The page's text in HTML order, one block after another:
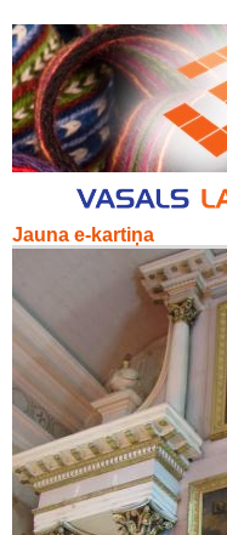
Jauna e-kartiņa